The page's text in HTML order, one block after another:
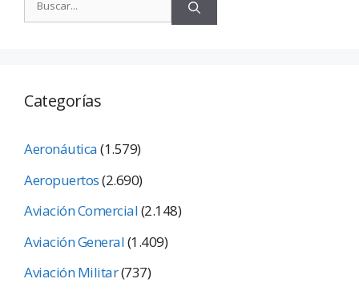
Categorías
Aeronáutica(1.579)
Aeropuertos(2.690)
Aviación Comercial(2.148)
Aviación General(1.409)
Aviación Militar(737)